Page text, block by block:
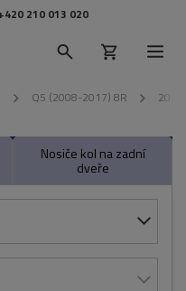
210 013 020
Q5 (2008-2017) 8R 2016
Nosiče kol na zadní
dveře